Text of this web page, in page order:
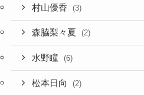
村山優香 (3)
森脇梨々夏 (2)
水野瞳 (6)
松本日向 (2)